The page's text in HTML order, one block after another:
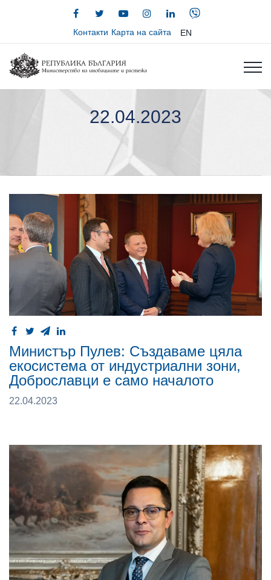
Контакти Карта на сайта EN
22.04.2023
Министър Пулев: Създаваме цяла
екосистема от индустриални зони,
Доброславци e само началото
22.04.2023